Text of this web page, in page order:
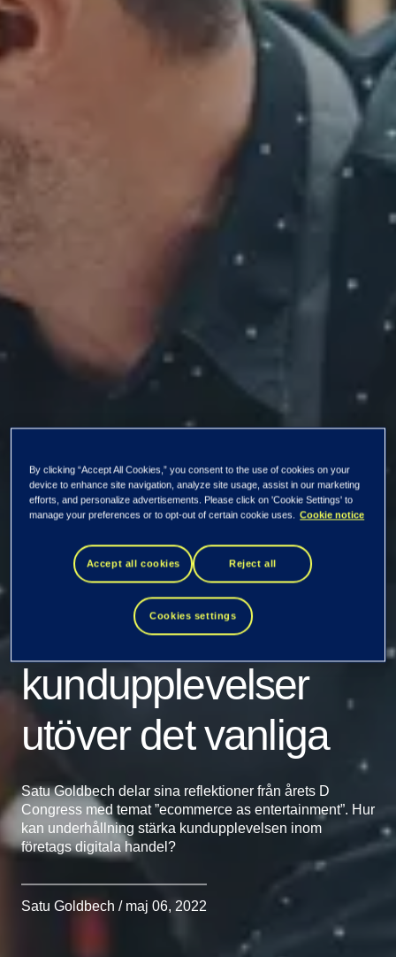
Vad B2B kan lära
från utvecklingen
inom e-handeln för
att skapa
kundupplevelser
utöver det vanliga
Satu Goldbech delar sina reflektioner från årets D
Congress med temat ”ecommerce as entertainment”. Hur
kan underhållning stärka kundupplevelsen inom
företags digitala handel?
Satu Goldbech / maj 06, 2022
By clicking “Accept All Cookies,” you consent to the use of cookies on your
device to enhance site navigation, analyze site usage, assist in our marketing
efforts, and personalize advertisements. Please click on 'Cookie Settings' to
manage your preferences or to opt-out of certain cookie uses. Cookie notice
Accept all cookies Reject all
Cookies settings